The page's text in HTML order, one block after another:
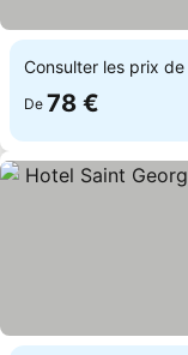
Consulter les prix de
De 78 €